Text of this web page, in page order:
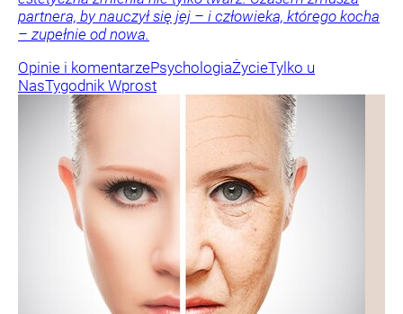
partnera, by nauczył się jej – i człowieka, którego kocha
– zupełnie od nowa.
Opinie i komentarzePsychologiaŻycieTylko u
NasTygodnik Wprost